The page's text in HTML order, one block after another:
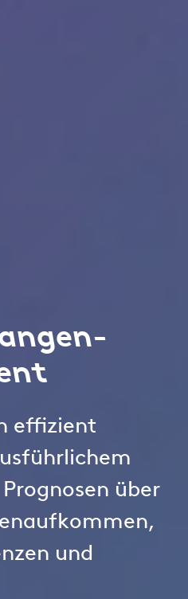
effizient
über
und